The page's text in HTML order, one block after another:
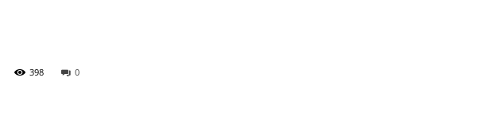
0
398